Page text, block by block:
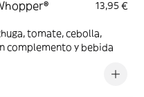
13,95 €
tomate, cebolla,
complemento y bebida